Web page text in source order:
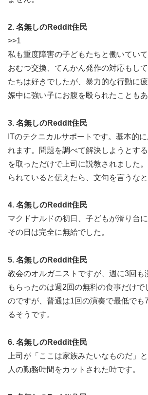
2. 名無しのReddit住民
>>1
私も重度障害の子どもたちと働いてい
おむつ交換、てんかん発作の対応もし
たちは好きでしたが、暴力的な行動に
娠中に強い子にお腹を殴られたこともあ
3. 名無しのReddit住民
ITのテクニカルサポートです。基本的
れます。問題を調べて解決しようとす
を取っただけで上司に説教されました
られていると伝えたら、文句を言うなと
4. 名無しのReddit住民
マクドナルドの初日、子どもが滑り台に
その日は完全に無給でした。
5. 名無しのReddit住民
教会のオルガニストですが、週に3回も
もらったのは週2回の無料の食事だけで
のですが、普通は1回の演奏で最低でも
るそうです。
6. 名無しのReddit住民
上司が「ここは家族みたいなものだ」
人の勤務時間をカットされた時です。